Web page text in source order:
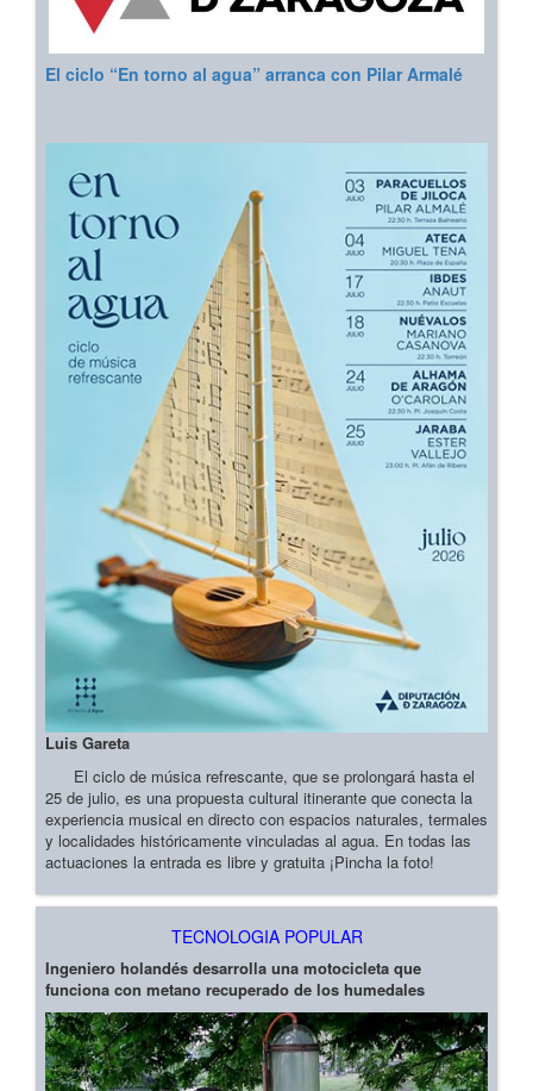
El ciclo “En torno al agua” arranca con Pilar Armalé
Luis Gareta
El ciclo de música refrescante, que se prolongará hasta el
25 de julio, es una propuesta cultural itinerante que conecta la
experiencia musical en directo con espacios naturales, termales
y localidades históricamente vinculadas al agua. En todas las
actuaciones la entrada es libre y gratuita ¡Pincha la foto!
TECNOLOGIA POPULAR
Ingeniero holandés desarrolla una motocicleta que
funciona con metano recuperado de los humedales